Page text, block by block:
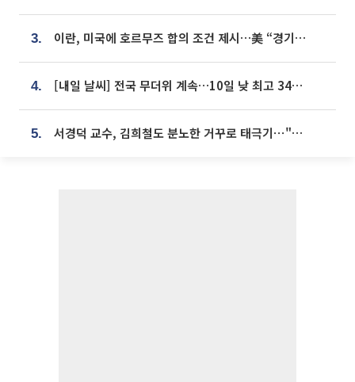
3. 이란, 미국에 호르무즈 합의 조건 제시…美 “경기 아직 안 끝나” [종합]
4. [내일 날씨] 전국 무더위 계속…10일 낮 최고 34도 육박
5. 서경덕 교수, 김희철도 분노한 거꾸로 태극기⋯"엉터리는 아냐, 아쉬울 뿐"